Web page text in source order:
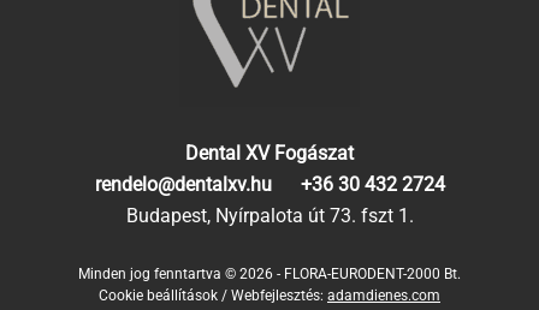
Dental XV Fogászat
rendelo@dentalxv.hu +36 30 432 2724
Budapest, Nyírpalota út 73. fszt 1.
Minden jog fenntartva © 2026 - FLORA-EURODENT-2000 Bt.
Cookie beállítások / Webfejlesztés: adamdienes.com